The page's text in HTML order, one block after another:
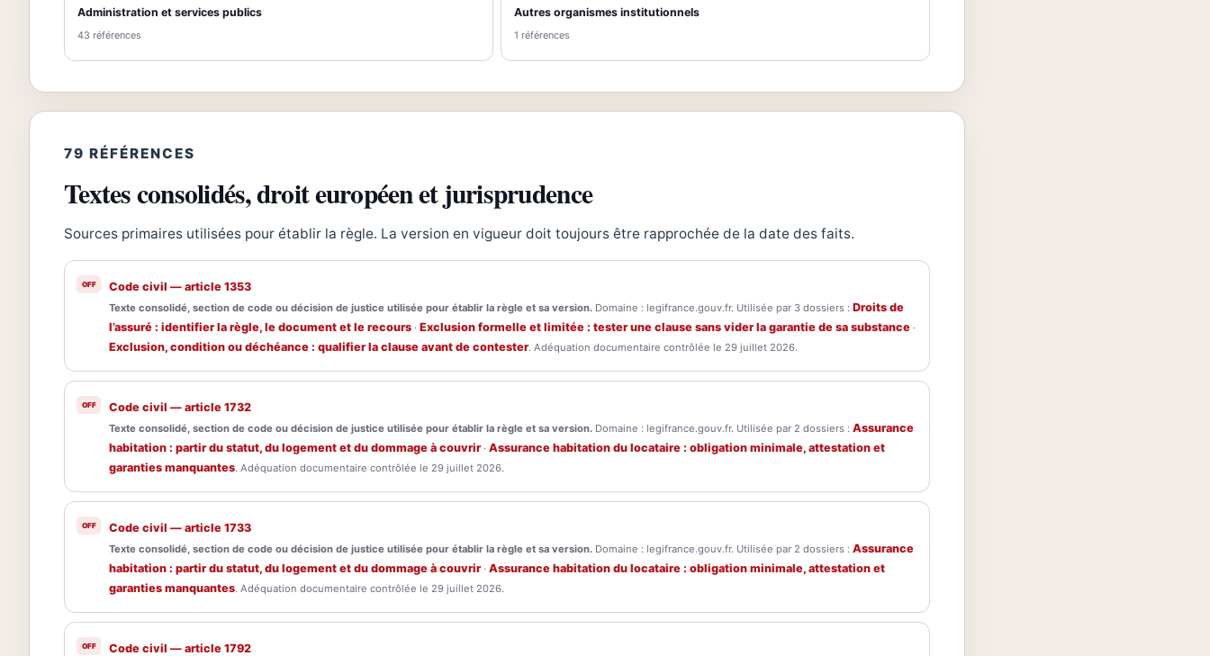
Administration et services publics
43 références
Autres organismes institutionnels
1 références
79 RÉFÉRENCES
Textes consolidés, droit européen et jurisprudence
Sources primaires utilisées pour établir la règle. La version en vigueur doit toujours être rapprochée de la date des faits.
Code civil — article 1353
Texte consolidé, section de code ou décision de justice utilisée pour établir la règle et sa version. Domaine : legifrance.gouv.fr. Utilisée par 3 dossiers : Droits de
l’assuré : identifier la règle, le document et le recours · Exclusion formelle et limitée : tester une clause sans vider la garantie de sa substance ·
Exclusion, condition ou déchéance : qualifier la clause avant de contester. Adéquation documentaire contrôlée le 29 juillet 2026.
Code civil — article 1732
Texte consolidé, section de code ou décision de justice utilisée pour établir la règle et sa version. Domaine : legifrance.gouv.fr. Utilisée par 2 dossiers : Assurance
habitation : partir du statut, du logement et du dommage à couvrir· Assurance habitation du locataire : obligation minimale, attestation et
garanties manquantes. Adéquation documentaire contrôlée le 29 juillet 2026.
Code civil — article 1733
Texte consolidé, section de code ou décision de justice utilisée pour établir la règle et sa version. Domaine : legifrance.gouv.fr. Utilisée par 2 dossiers : Assurance
habitation : partir du statut, du logement et du dommage à couvrir· Assurance habitation du locataire : obligation minimale, attestation et
garanties manquantes. Adéquation documentaire contrôlée le 29 juillet 2026.
Code civil — article 1792